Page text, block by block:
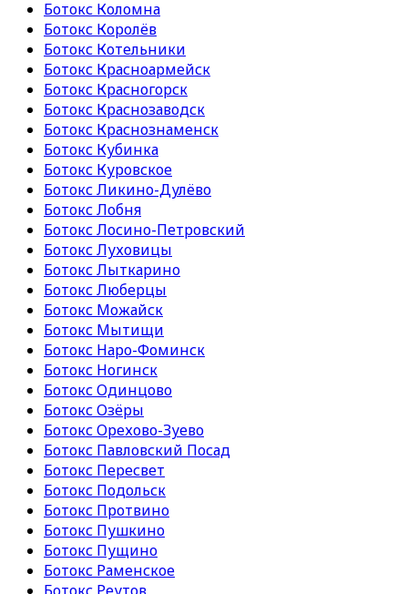
Ботокс Коломна
Ботокс Королёв
Ботокс Котельники
Ботокс Красноармейск
Ботокс Красногорск
Ботокс Краснозаводск
Ботокс Краснознаменск
Ботокс Кубинка
Ботокс Куровское
Ботокс Ликино-Дулёво
Ботокс Лобня
Ботокс Лосино-Петровский
Ботокс Луховицы
Ботокс Лыткарино
Ботокс Люберцы
Ботокс Можайск
Ботокс Мытищи
Ботокс Наро-Фоминск
Ботокс Ногинск
Ботокс Одинцово
Ботокс Озёры
Ботокс Орехово-Зуево
Ботокс Павловский Посад
Ботокс Пересвет
Ботокс Подольск
Ботокс Протвино
Ботокс Пушкино
Ботокс Пущино
Ботокс Раменское
Ботокс Реутов